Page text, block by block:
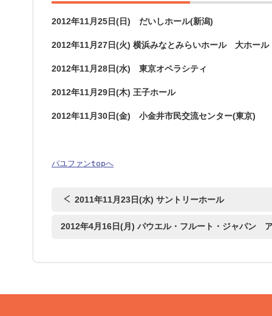
2012年11月25日(日) だいしホール(新潟)
2012年11月27日(火) 横浜みなとみらいホール 大ホール
2012年11月28日(水) 東京オペラシティ
2012年11月29日(木) 王子ホール
2012年11月30日(金) 小金井市民交流センター(東京)
パユファンtopへ
2011年11月23日(水) サントリーホール
2012年4月16日(月) パウエル・フルート・ジャパン